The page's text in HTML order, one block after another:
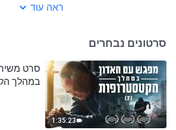
ראה עוד
סרטונים נבחרים
1:35:23
סרט
במהלך